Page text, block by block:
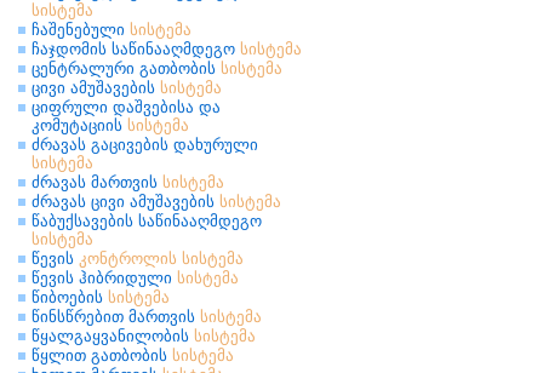
სისტემა
ჩაშენებული სისტემა
ჩაჯდომის საწინააღმდეგო სისტემა
ცენტრალური გათბობის სისტემა
ცივი ამუშავების სისტემა
ციფრული დაშვებისა და
კომუტაციის სისტემა
ძრავას გაცივების დახურული
სისტემა
ძრავას მართვის სისტემა
ძრავას ცივი ამუშავების სისტემა
წაბუქსავების საწინააღმდეგო
სისტემა
წევის კონტროლის სისტემა
წევის ჰიბრიდული სისტემა
წიბოების სისტემა
წინსწრებით მართვის სისტემა
წყალგაყვანილობის სისტემა
წყლით გათბობის სისტემა